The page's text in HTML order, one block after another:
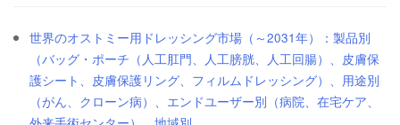
世界のオストミー用ドレッシング市場（～2031年）：製品別
（バッグ・ポーチ（人工肛門、人工膀胱、人工回腸）、皮膚保
護シート、皮膚保護リング、フィルムドレッシング）、用途別
（がん、クローン病）、エンドユーザー別（病院、在宅ケア、